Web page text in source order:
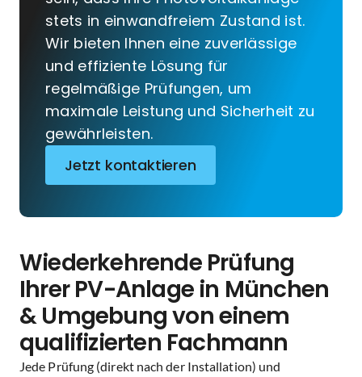
stets in einwandfreiem Zustand ist.
Wir bieten Ihnen eine zuverlässige
und effiziente Lösung für
regelmäßige Prüfungen, um
maximale Leistung und Sicherheit zu
gewährleisten.
Jetzt kontaktieren
Wiederkehrende Prüfung
Ihrer PV-Anlage in München
& Umgebung von einem
qualifizierten Fachmann
Jede Prüfung (direkt nach der Installation) und